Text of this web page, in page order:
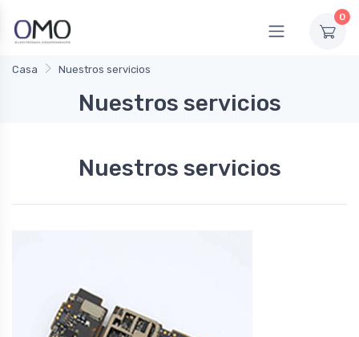
0
Casa Nuestros servicios
Nuestros servicios
Nuestros servicios